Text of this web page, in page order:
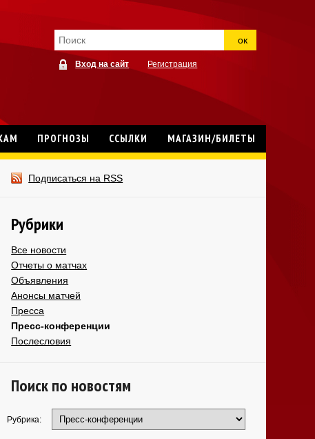
ок
Вход на сайт Регистрация
ПРОГНОЗЫ ССЫЛКИ МАГАЗИН/БИЛЕТЫ
Подписаться на RSS
Рубрики
Все новости
Отчеты о матчах
Объявления
Анонсы матчей
Пресса
Пресс-конференции
Послесловия
Поиск по новостям
Рубрика: